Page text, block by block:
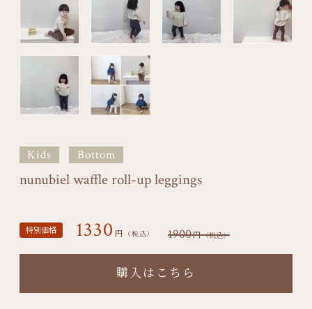
Kids Bottom
nunubiel waffle roll-up leggings
特別価格 1330 円 （税込） 1900円（税込）
購入はこちら